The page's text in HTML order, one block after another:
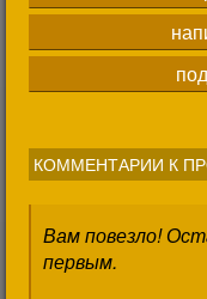
КОММЕНТАРИИ К
Вам повезло!
первым.